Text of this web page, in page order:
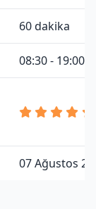
60 dakika
08:30 - 19:00
07 Ağustos